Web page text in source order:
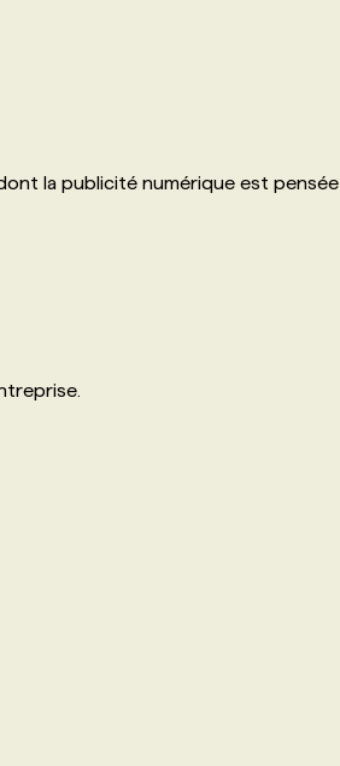
la publicité numérique est pensée